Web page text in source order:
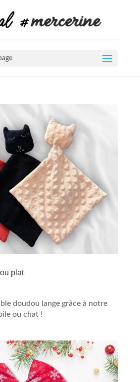
plat
doudou lange grâce à notre
ou chat !